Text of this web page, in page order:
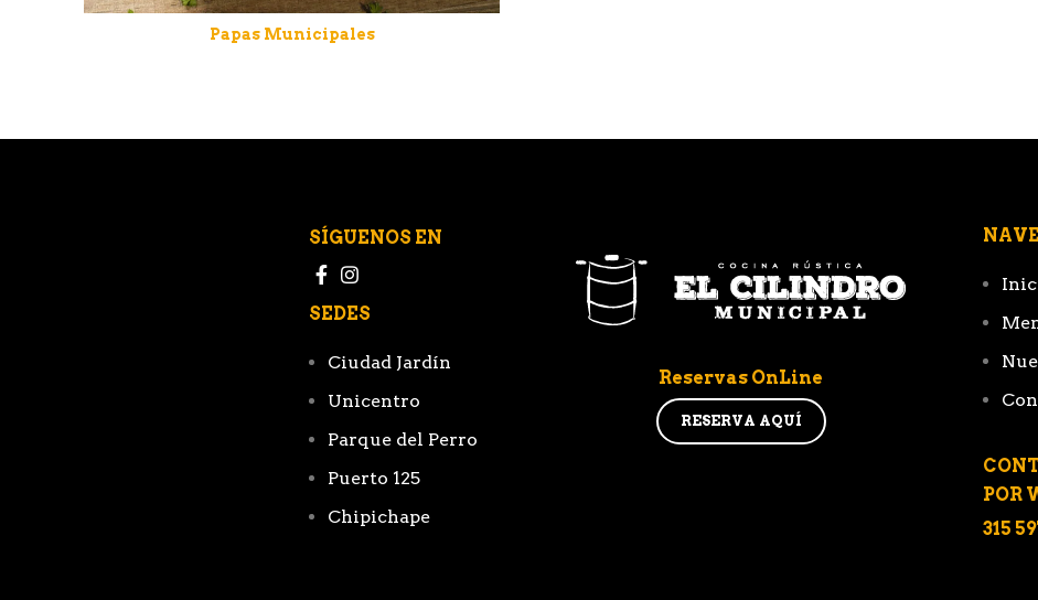
Papas Municipales
SÍGUENOS EN
SEDES
Ciudad Jardín
Unicentro
Parque del Perro
Puerto 125
Chipichape
Reservas OnLine
RESERVA AQUÍ
POR
315